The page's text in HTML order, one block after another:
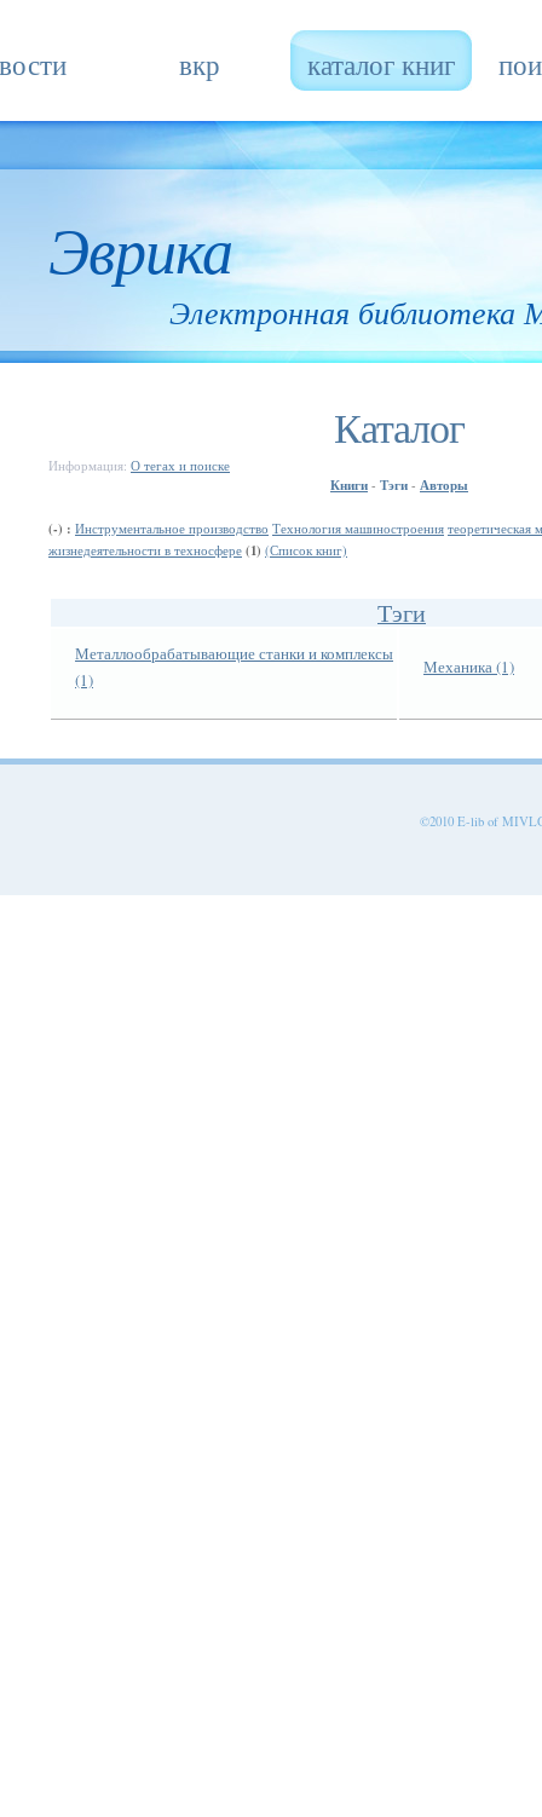
вкр каталог книг
Эврика
Электронная
Каталог
Информация: О тегах и поиске
Книги - Тэги - Авторы
(-) : Инструментальное производство Технология машиностроения теоретическая
жизнедеятельности в техносфере (1) (Список книг)
Тэги
Металлообрабатывающие станки и комплексы
(1)
Механика (1)
©2010 E-lib of